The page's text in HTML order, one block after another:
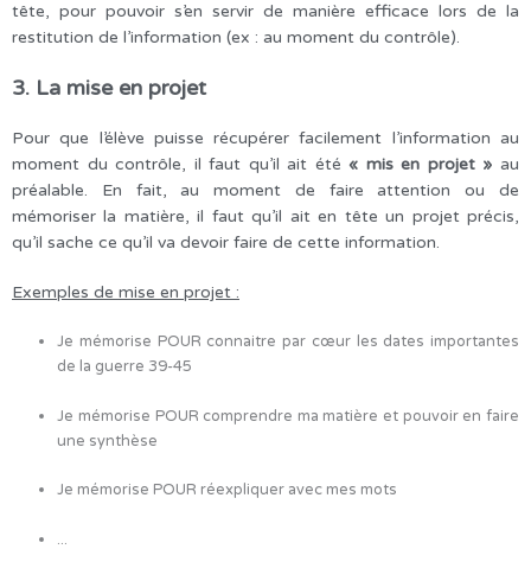
tête, pour pouvoir s’en servir de manière efficace lors de la
restitution de l’information (ex : au moment du contrôle).
3. La mise en projet
Pour que l’élève puisse récupérer facilement l’information au
moment du contrôle, il faut qu’il ait été« mis en projet » au
préalable. En fait, au moment de faire attention ou de
mémoriser la matière, il faut qu’il ait en tête un projet précis,
qu’il sache ce qu’il va devoir faire de cette information.
Exemples de mise en projet :
Je mémorise POUR connaitre par cœur les dates importantes
de la guerre 39-45
Je mémorise POUR comprendre ma matière et pouvoir en faire
une synthèse
Je mémorise POUR réexpliquer avec mes mots
...